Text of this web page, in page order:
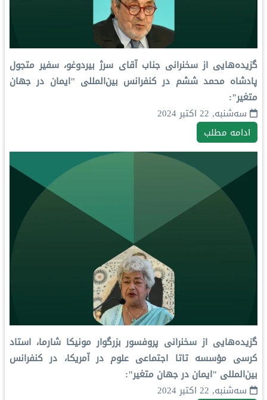
گزیده‌هایی از سخنرانی جناب آقای سرژ بیردوغو، سفیر متجول
پادشاه محمد ششم در کنفرانس بین‌المللی "ایمان در جهان
متغیر":
سه‌شنبه, 22 اکتبر 2024
ادامه مطلب
گزیده‌هایی از سخنرانی پروفسور بزرگوار مونیكا شارما، استاد
کرسی مؤسسه تاتا اجتماعی علوم در آمریکا، در کنفرانس
بین‌المللی "ایمان در جهان متغیر":
سه‌شنبه, 22 اکتبر 2024